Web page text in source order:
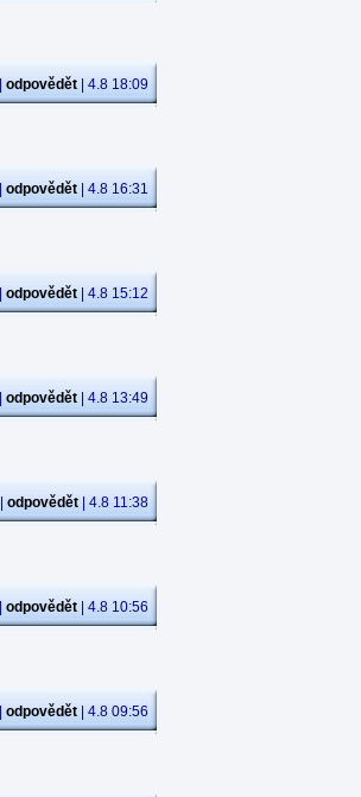
odpovědět | 4.8 18:09
odpovědět | 4.8 16:31
odpovědět | 4.8 15:12
odpovědět | 4.8 13:49
odpovědět | 4.8 11:38
odpovědět | 4.8 10:56
odpovědět | 4.8 09:56